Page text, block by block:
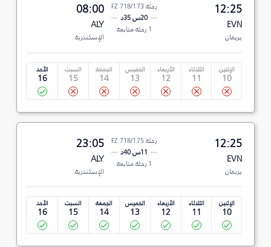
12:25
EVN
يريفان
رحلة FZ 718/173
20س 35د
1 رحلة متابعة
08:00
ALY
الإسكندرية
الإثنين
10
الثلاثاء
11
الأربعاء
12
الخميس
13
الجمعة
14
السبت
15
الأحد
16
12:25
EVN
يريفان
رحلة FZ 718/175
11س 40د
1 رحلة متابعة
23:05
ALY
الإسكندرية
الإثنين
10
الثلاثاء
11
الأربعاء
12
الخميس
13
الجمعة
14
السبت
15
الأحد
16